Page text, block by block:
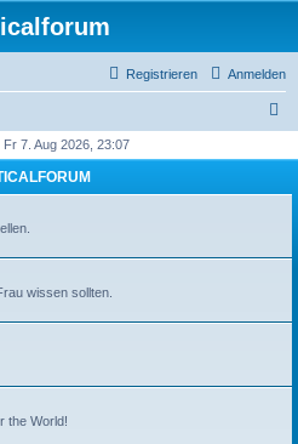
Anmelden
Registrieren
h
7. Aug 2026, 23:07
wissen sollten.
the World!